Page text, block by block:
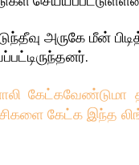
அருகே மீன்
கேட்கவேண்டுமா
கேட்க இந்த